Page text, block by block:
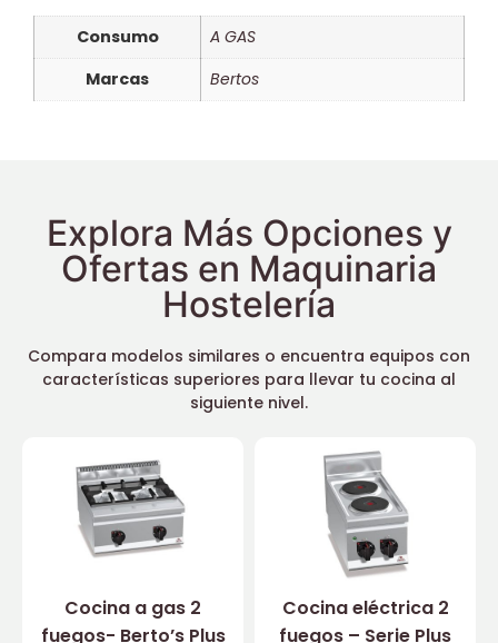
Consumo
A GAS
Marcas
Bertos
Explora Más Opciones y
Ofertas en Maquinaria
Hostelería
Compara modelos similares o encuentra equipos con
características superiores para llevar tu cocina al
siguiente nivel.
Cocina a gas 2
fuegos- Berto’s Plus
Cocina eléctrica 2
fuegos – Serie Plus